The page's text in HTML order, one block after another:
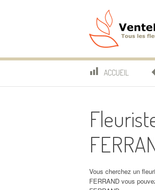
ACCUEIL
Vous cherchez un
FERRAND vous